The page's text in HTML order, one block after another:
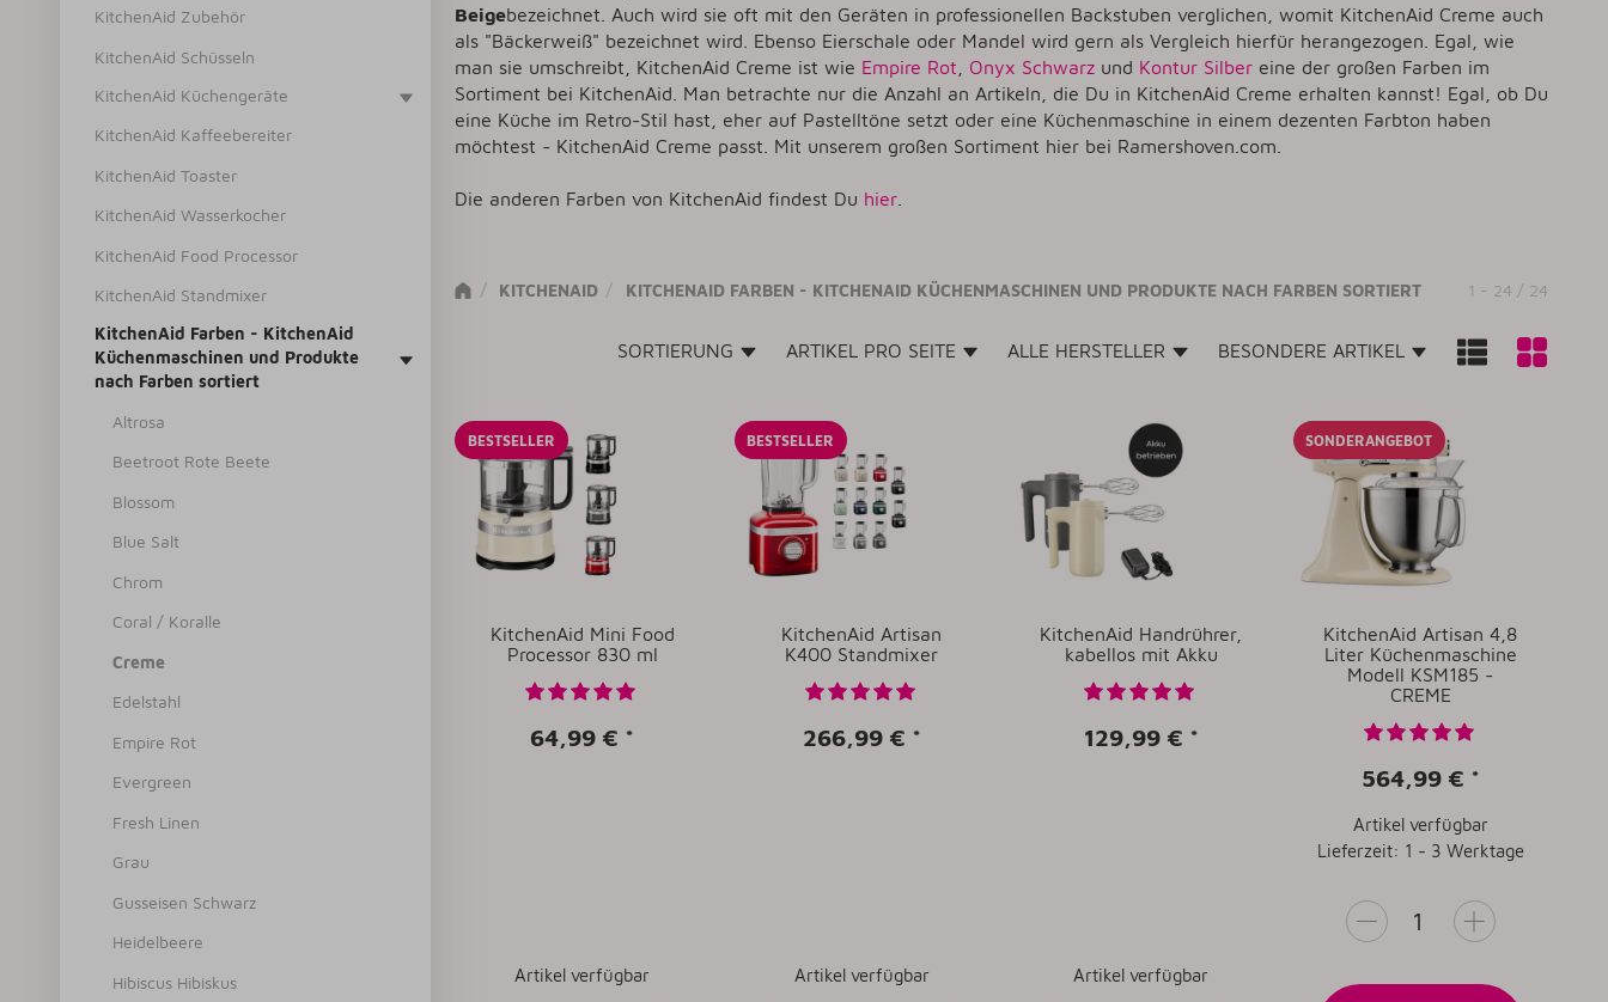
Beigebezeichnet. Auch wird sie oft mit den Geräten in professionellen Backstuben verglichen, womit KitchenAid Creme auch
als "Bäckerweiß" bezeichnet wird. Ebenso Eierschale oder Mandel wird gern als Vergleich hierfür herangezogen. Egal, wie
man sie umschreibt, KitchenAid Creme ist wie Empire Rot Onyx Schwarz und Kontur Silber eine der großen Farben im
Sortiment bei KitchenAid. Man betrachte nur die Anzahl an Artikeln, die Du in KitchenAid Creme erhalten kannst! Egal, ob Du
eine Küche im Retro-Stil hast, eher auf Pastelltöne setzt oder eine Küchenmaschine in einem dezenten Farbton haben
möchtest - KitchenAid Creme passt. Mit unserem großen Sortiment hier bei Ramershoven.com.
Die anderen Farben von KitchenAid findest Du hier
KITCHENAID KITCHENAID FARBEN - KITCHENAID KÜCHENMASCHINEN UND PRODUKTE NACH FARBEN SORTIERT 1 - 24 / 24
SORTIERUNG ARTIKEL PRO SEITE ALLE HERSTELLER BESONDERE ARTIKEL
BESTSELLER
KitchenAid Mini Food
Processor 830 ml
64,99 € *
Artikel verfügbar
BESTSELLER
KitchenAid Artisan
K400 Standmixer
266,99 € *
Artikel verfügbar
KitchenAid Handrührer,
kabellos mit Akku
129,99 € *
Artikel verfügbar
SONDERANGEBOT
KitchenAid Artisan 4,8
Liter Küchenmaschine
Modell KSM185 -
CREME
564,99 € *
Artikel verfügbar
Lieferzeit: 1 - 3 Werktage
KitchenAid Zubehör
KitchenAid Schüsseln
KitchenAid Küchengeräte
KitchenAid Kaffeebereiter
KitchenAid Toaster
KitchenAid Wasserkocher
KitchenAid Food Processor
KitchenAid Standmixer
KitchenAid Farben - KitchenAid
Küchenmaschinen und Produkte
nach Farben sortiert
Altrosa
Beetroot Rote Beete
Blossom
Blue Salt
Chrom
Coral / Koralle
Creme
Edelstahl
Empire Rot
Evergreen
Fresh Linen
Grau
Gusseisen Schwarz
Heidelbeere
Hibiscus Hibiskus